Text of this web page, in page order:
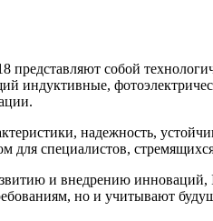
представляют собой
индуктивные,
надежность,
для специалистов,
и внедрению
но и учитывают